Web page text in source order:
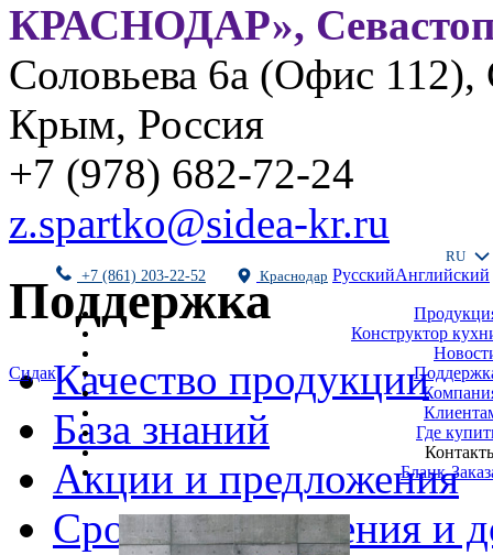
КРАСНОДАР»,
Соловьева 6а (Офис 112),
Крым, Россия
+7 (978) 682-72-24
z.spartko@sidea-kr.ru
Сидак
+7 (861) 203-22-52 Краснодар
RU
РусскийАнглийский
Конструктор
Где
Бланк-
Поддержка
Качество продукции
База знаний
Акции и предложения
Сроки изготовления и